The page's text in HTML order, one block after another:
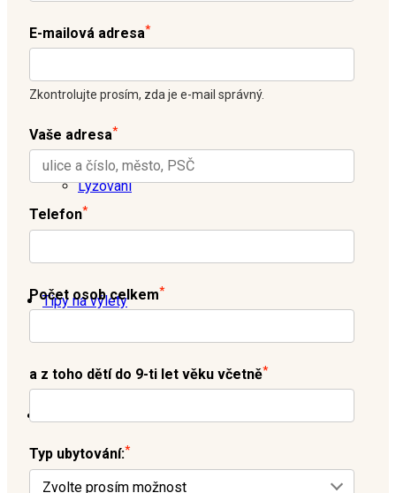
Lyžovaní
Tipy na výlety
E-mailová adresa*
Zkontrolujte prosím, zda je e-mail správný.
Vaše adresa*
Telefon*
Počet osob celkem*
a z toho dětí do 9-ti let věku včetně*
Typ ubytování:*